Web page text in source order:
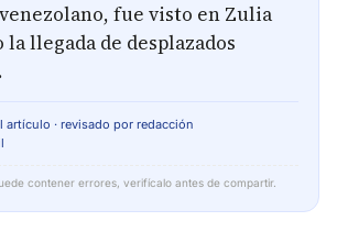
fue visto en Zulia
llegada de desplazados
artículo · revisado por redacción
contener errores, verifícalo antes de compartir.